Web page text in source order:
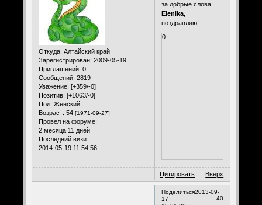
Откуда: Алтайский край
Зарегистрирован: 2009-05-19
Приглашений: 0
Сообщений: 2819
Уважение: [+359/-0]
Позитив: [+1063/-0]
Пол: Женский
Возраст: 54 [1971-09-27]
Провел на форуме:
2 месяца 11 дней
Последний визит:
2014-05-19 11:54:56
за добрые слова!
Elenika,
поздравляю!
0
Цитировать Вверх
Поделиться
40
2013-09-
17